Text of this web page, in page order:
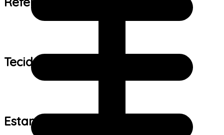
Tecido:
Estampa: